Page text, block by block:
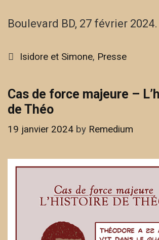
Boulevard BD, 27 février 2024.
Categories
Isidore et Simone, Presse
Cas de force majeure –
de Théo
19 janvier 2024 by Remedium